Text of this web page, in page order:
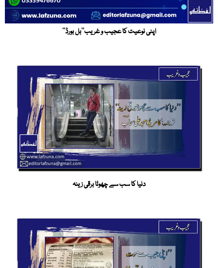
اپنی نوعیت کا عجیب و غریب’’بل بورڈ‘‘
دنیا کا سب سے چھوٹا برقی زینہ